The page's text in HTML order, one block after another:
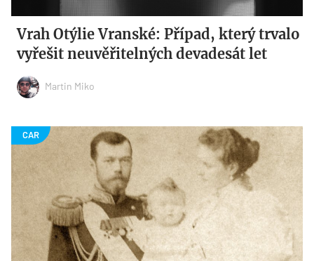
Vrah Otýlie Vranské: Případ, který trvalo
vyřešit neuvěřitelných devadesát let
Martin Miko